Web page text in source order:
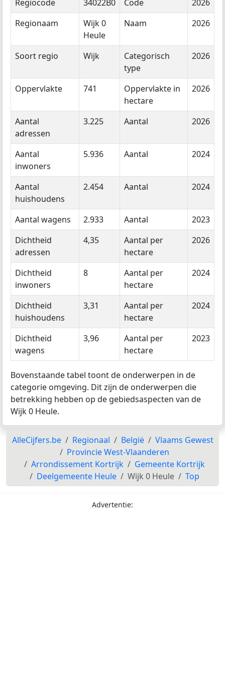
Regiocode 34022B0 Code
2026
Regionaam
Wijk 0
Heule
Naam 2026
Soort regio Wijk
Categorisch
type
2026
Oppervlakte 741
Oppervlakte in
hectare
2026
Aantal
adressen
3.225 Aantal 2026
Aantal
inwoners
5.936 Aantal 2024
Aantal
huishoudens
2.454 Aantal 2024
Aantal wagens 2.933 Aantal
2023
Dichtheid
adressen
4,35
Aantal per
hectare
2026
Dichtheid
inwoners
8
Aantal per
hectare
2024
Dichtheid
huishoudens
3,31
Aantal per
hectare
2024
Dichtheid
wagens
3,96
Aantal per
hectare
2023
Bovenstaande tabel toont de onderwerpen in de
categorie omgeving. Dit zijn de onderwerpen die
betrekking hebben op de gebiedsaspecten van de
Wijk 0 Heule.
AlleCijfers.be Regionaal België
Vlaams Gewest
Provincie West-Vlaanderen
Arrondissement Kortrijk
Gemeente Kortrijk
Deelgemeente Heule
Wijk 0 Heule Top
Advertentie: